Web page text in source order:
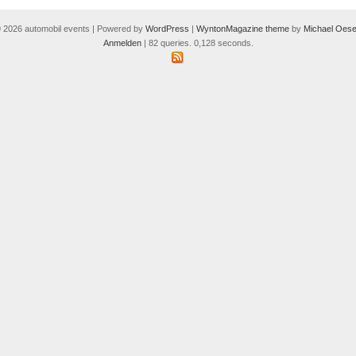
2026 automobil events | Powered by WordPress | WyntonMagazine theme by Michael
Anmelden| 82 queries. 0,128 seconds.